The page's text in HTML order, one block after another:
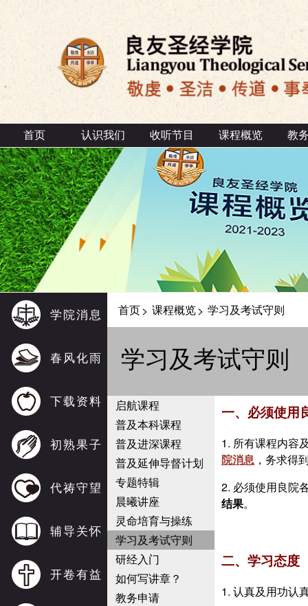
首页 认识我们 收听节目 课程概览 教
学院消息
春风化雨
下载资料
初熟果子
代祷守望
辅导关怀
开卷有益
首页> 课程概览> 学习及考试守则
学习及考试守则
启航课程
普及本科课程
普及进深课程
普及延伸导督计划
专题特辑
晨曦讲座
灵命培育与操练
学习及考试守则
研经入门
如何写讲章？
教务申请
一、必须使用
1. 所有课程内容
院消息 ，务求得
2. 必须使用良院
结果。
二、学习态度
1. 认真及用功认